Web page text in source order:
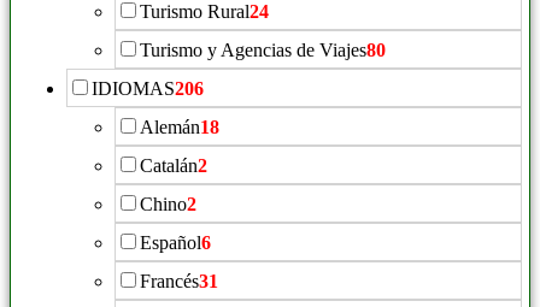
Turismo Rural24
Turismo y Agencias de Viajes80
IDIOMAS206
Alemán18
Catalán2
Chino2
Español6
Francés31